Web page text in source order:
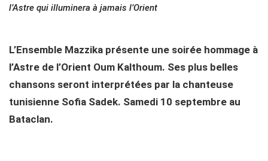
l’Astre qui illuminera à jamais l’Orient
L’Ensemble Mazzika présente une soirée hommage à
l’Astre de l’Orient Oum Kalthoum. Ses plus belles
chansons seront interprétées par la chanteuse
tunisienne Sofia Sadek. Samedi 10 septembre au
Bataclan.